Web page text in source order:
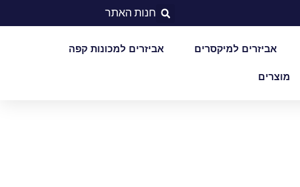
חנות האתר
אביזרים למיקסרים אביזרים למכונות קפה
מוצרים